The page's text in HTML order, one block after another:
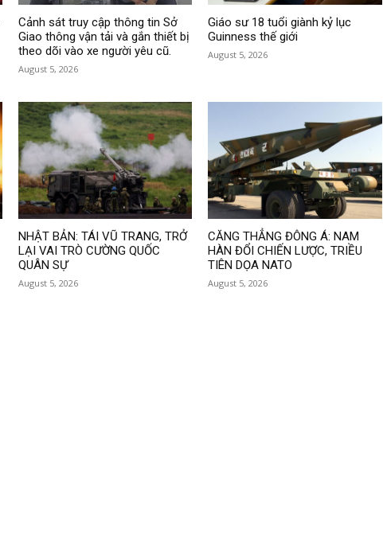
Cảnh sát truy cập thông tin Sở
Giao thông vận tải và gắn thiết bị
theo dõi vào xe người yêu cũ.
August 5, 2026
Giáo sư 18 tuổi giành kỷ lục
Guinness thế giới
August 5, 2026
NHẬT BẢN: TÁI VŨ TRANG, TRỞ
LẠI VAI TRÒ CƯỜNG QUỐC
QUÂN SỰ
August 5, 2026
CĂNG THẲNG ĐÔNG Á: NAM
HÀN ĐỔI CHIẾN LƯỢC, TRIỀU
TIÊN DỌA NATO
August 5, 2026